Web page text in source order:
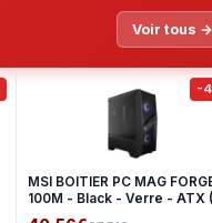
Voir tous →
-
MSI BOITIER PC MAG
100M - Black - Verre - ATX